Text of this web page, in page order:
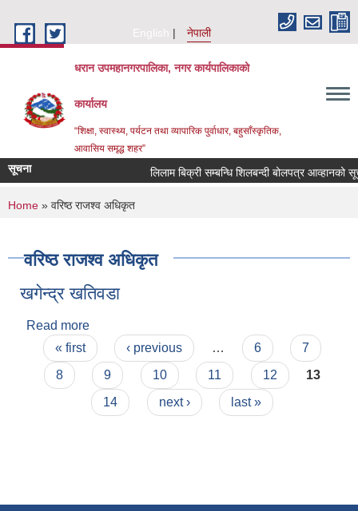
English
नेपाली
धरान उपमहानगरपालिका, नगर कार्यपालिकाको
कार्यालय
“शिक्षा, स्वास्थ्य, पर्यटन तथा व्यापारिक पुर्वाधार, बहुसाँस्कृतिक,
आवासिय समृद्ध शहर”
सूचना लिलाम बिक्री सम्बन्धि शिलबन्दी बोलपत्र
You are here
Home » वरिष्ठ राजश्व अधिकृत
वरिष्ठ राजश्व अधिकृत
खगेन्द्र खतिवडा
Read more
Pages
« first ‹ previous … 6
7
8
9 10 11 12
13
14
next › last »